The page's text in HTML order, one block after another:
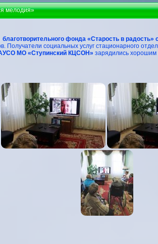
мелодия»
благотворительного фонда «Старость в
Получатели социальных услуг стационарного
МО «Ступинский КЦСОН» зарядились хорошим